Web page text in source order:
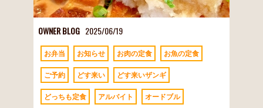
OWNER BLOG 2025/06/19
お弁当 お知らせ お肉の定食 お魚の定食
ご予約 どす来い どす来いザンギ
どっちも定食 アルバイト オードブル